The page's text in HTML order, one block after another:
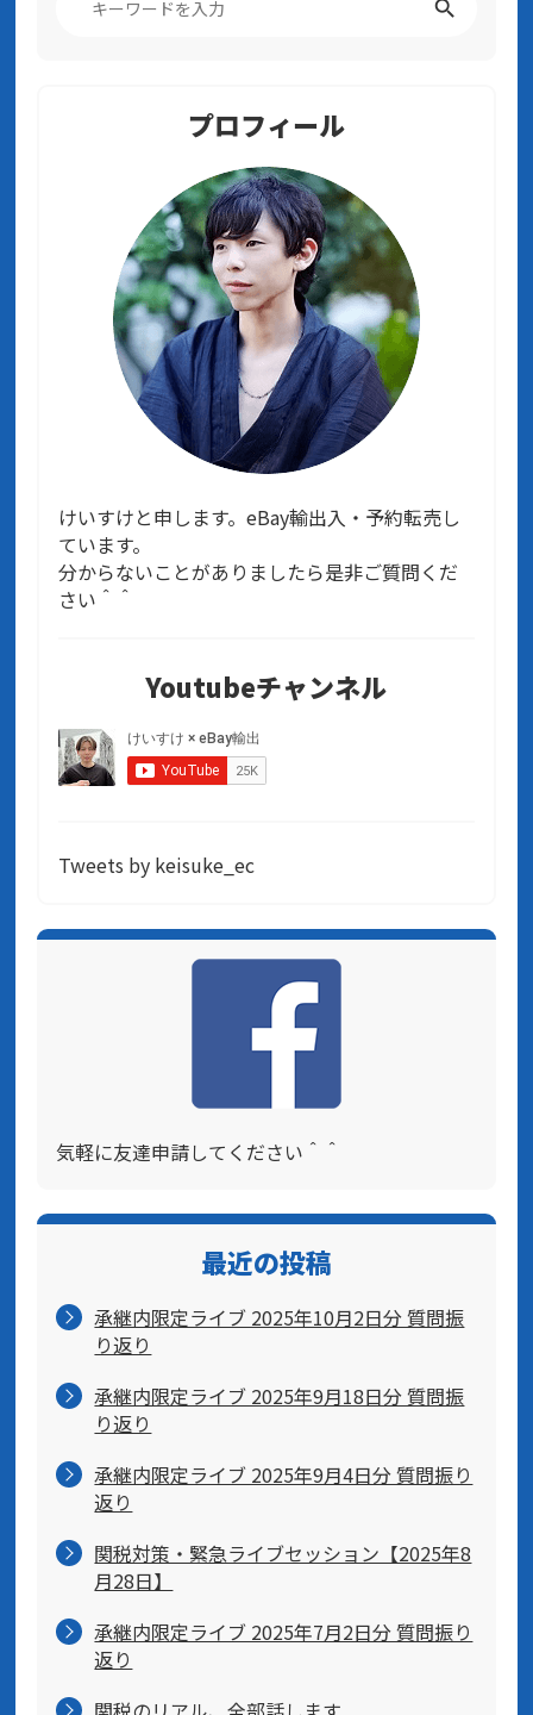
プロフィール
けいすけと申します。eBay輸出入・予約転売し
ています。
分からないことがありましたら是非ご質問くだ
さい＾＾
Youtubeチャンネル
Tweets by keisuke_ec
気軽に友達申請してください＾＾
最近の投稿
承継内限定ライブ 2025年10月2日分 質問振
り返り
承継内限定ライブ 2025年9月18日分 質問振
り返り
承継内限定ライブ 2025年9月4日分 質問振り
返り
関税対策・緊急ライブセッション【2025年8
月28日】
承継内限定ライブ 2025年7月2日分 質問振り
返り